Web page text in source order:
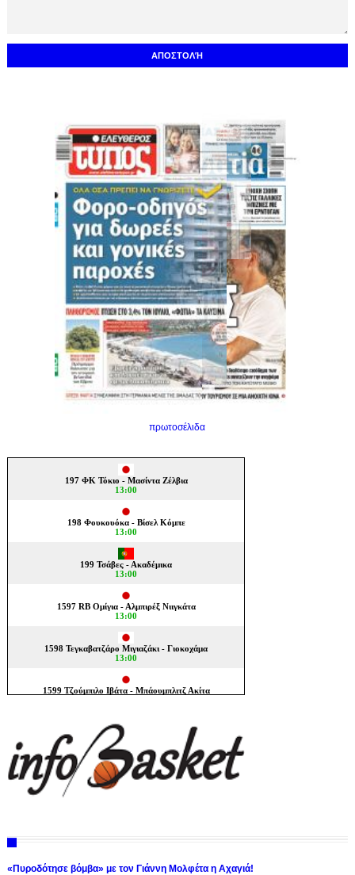
πρωτοσέλιδα
«Πυροδότησε βόμβα» με τον Γιάννη Μολφέτα η Αχαγιά!